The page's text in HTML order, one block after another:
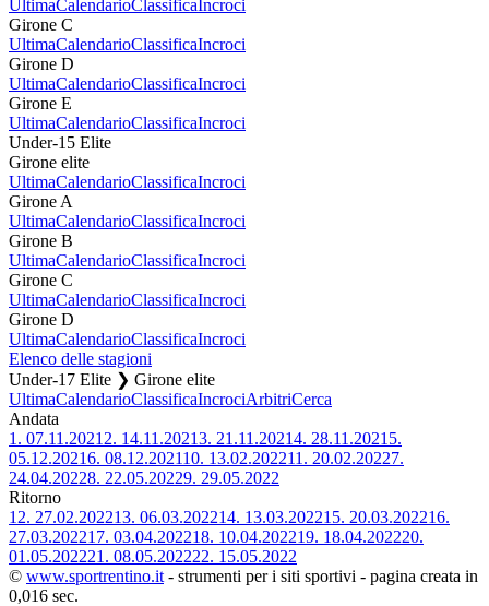
UltimaCalendarioClassificaIncroci
Girone C
UltimaCalendarioClassificaIncroci
Girone D
UltimaCalendarioClassificaIncroci
Girone E
UltimaCalendarioClassificaIncroci
Under-15 Elite
Girone elite
UltimaCalendarioClassificaIncroci
Girone A
UltimaCalendarioClassificaIncroci
Girone B
UltimaCalendarioClassificaIncroci
Girone C
UltimaCalendarioClassificaIncroci
Girone D
UltimaCalendarioClassificaIncroci
Elenco delle stagioni
Under-17 Elite ❯ Girone elite
UltimaCalendarioClassificaIncrociArbitriCerca
Andata
1. 07.11.2021 2. 14.11.20213. 21.11.20214. 28.11.2021 5.
05.12.20216. 08.12.202110. 13.02.202211. 20.02.20227.
24.04.20228. 22.05.20229. 29.05.2022
Ritorno
12. 27.02.202213. 06.03.202214. 13.03.202215. 20.03.202216.
27.03.202217. 03.04.202218. 10.04.202219. 18.04.202220.
01.05.202221. 08.05.202222. 15.05.2022
© www.sportrentino.it - strumenti per i siti sportivi - pagina creata in
0,016 sec.